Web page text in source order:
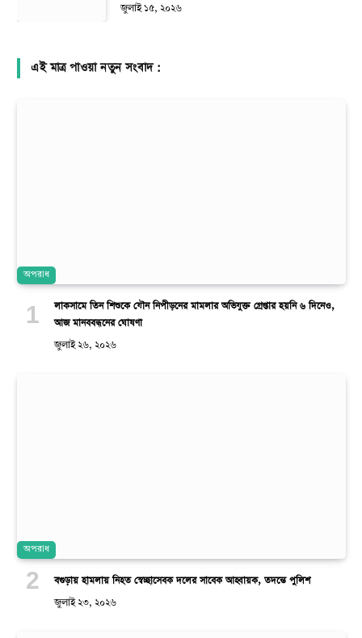
জুলাই ১৫, ২০২৬
এই মাত্র পাওয়া নতুন সংবাদ :
অপরাধ
লাকসামে তিন শিশুকে যৌন নিপীড়নের মামলার অভিযুক্ত গ্রেপ্তার হয়নি ৬ দিনেও,
আজ মানববন্ধনের ঘোষণা
জুলাই ২৬, ২০২৬
অপরাধ
বগুড়ায় হামলায় নিহত স্বেচ্ছাসেবক দলের সাবেক আহ্বায়ক, তদন্তে পুলিশ
জুলাই ২৩, ২০২৬